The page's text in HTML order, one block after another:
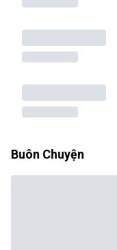
Buôn Chuyện